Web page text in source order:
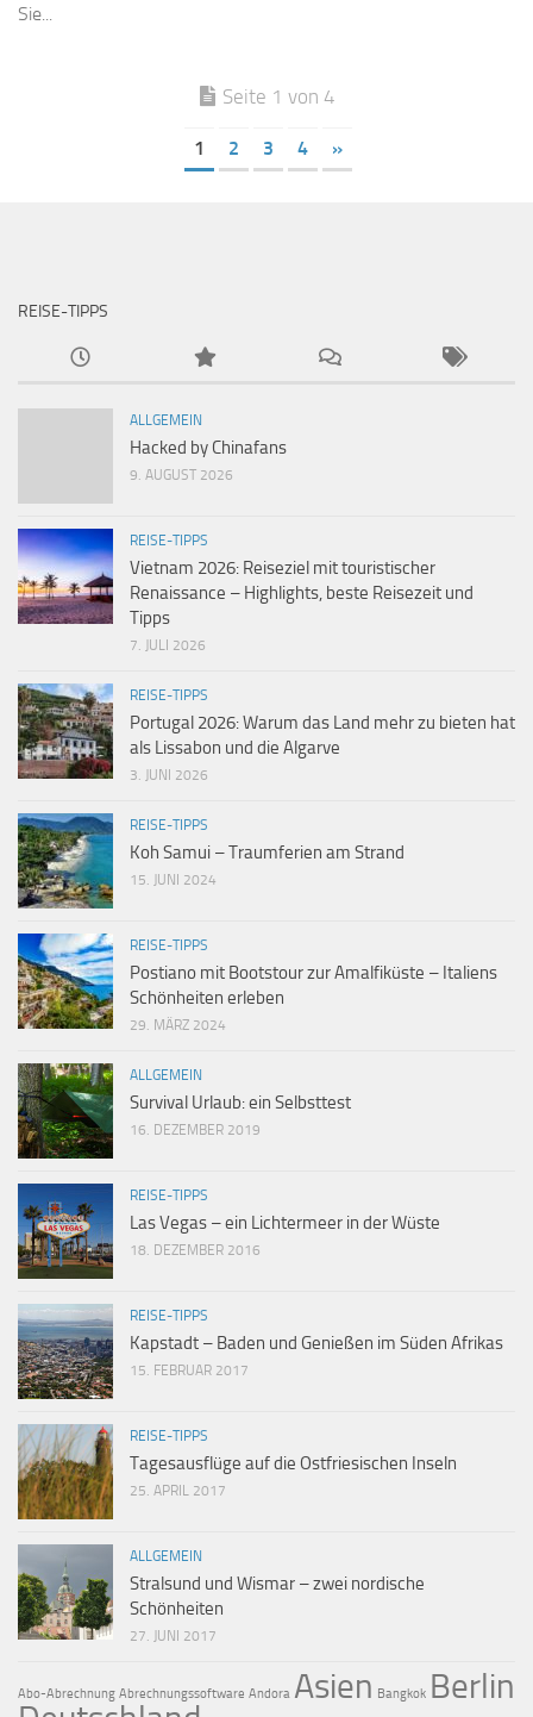
Sie...
Seite 1 von 4
1 2 3 4 »
REISE-TIPPS
ALLGEMEIN
Hacked by Chinafans
9. AUGUST 2026
REISE-TIPPS
Vietnam 2026: Reiseziel mit touristischer
Renaissance – Highlights, beste Reisezeit und
Tipps
7. JULI 2026
REISE-TIPPS
Portugal 2026: Warum das Land mehr zu bieten hat
als Lissabon und die Algarve
3. JUNI 2026
REISE-TIPPS
Koh Samui – Traumferien am Strand
15. JUNI 2024
REISE-TIPPS
Postiano mit Bootstour zur Amalfiküste – Italiens
Schönheiten erleben
29. MÄRZ 2024
ALLGEMEIN
Survival Urlaub: ein Selbsttest
16. DEZEMBER 2019
REISE-TIPPS
Las Vegas – ein Lichtermeer in der Wüste
18. DEZEMBER 2016
REISE-TIPPS
Kapstadt – Baden und Genießen im Süden Afrikas
15. FEBRUAR 2017
REISE-TIPPS
Tagesausflüge auf die Ostfriesischen Inseln
25. APRIL 2017
ALLGEMEIN
Stralsund und Wismar – zwei nordische
Schönheiten
27. JUNI 2017
Abo-Abrechnung Abrechnungssoftware Andora Asien Bangkok Berlin